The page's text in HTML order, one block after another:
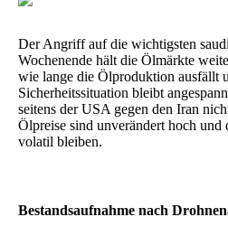
Der Angriff auf die wichtigsten
Wochenende hält die Ölmärkte
wie lange die Ölproduktion ausfällt
Sicherheitssituation bleibt
seitens der USA gegen den Iran
Ölpreise sind unverändert hoch
volatil bleiben.
Bestandsaufnahme nach